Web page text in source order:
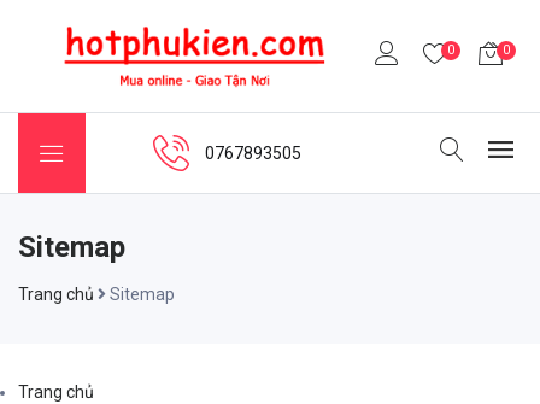
0 0
0767893505
Sitemap
Trang chủ Sitemap
Trang chủ